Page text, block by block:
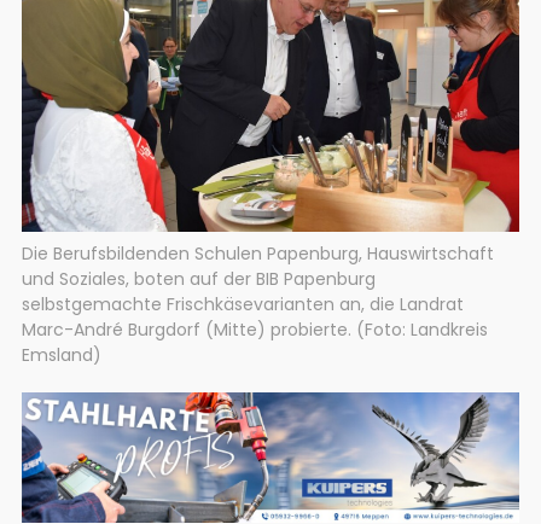
Die Berufsbildenden Schulen Papenburg, Hauswirtschaft
und Soziales, boten auf der BIB Papenburg
selbstgemachte Frischkäsevarianten an, die Landrat
Marc-André Burgdorf (Mitte) probierte. (Foto: Landkreis
Emsland)